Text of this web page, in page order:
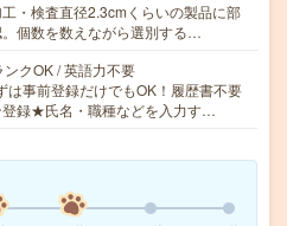
・検査直径2.3cmくらいの製品に部
個数を数えながら選別する…
クOK / 英語力不要
事前登録だけでもOK！履歴書不要
登録★氏名・職種などを入力す…